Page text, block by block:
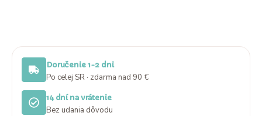
Doručenie 1-2 dni
Po celej SR · zdarma nad 90 €
14 dní na vrátenie
Bez udania dôvodu